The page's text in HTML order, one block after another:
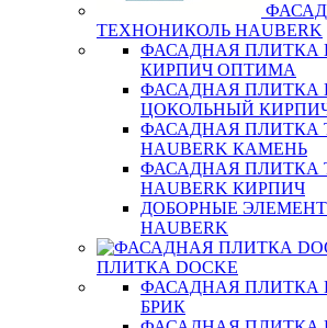
ТЕХНОНИКОЛЬ HAUBERK
ФАСАДНАЯ ПЛИТКА
КИРПИЧ ОПТИМА
ФАСАДНАЯ ПЛИТКА
ЦОКОЛЬНЫЙ
ФАСАДНАЯ ПЛИТКА
HAUBERK КАМЕНЬ
ФАСАДНАЯ ПЛИТКА
HAUBERK КИРПИЧ
ДОБОРНЫЕ
HAUBERK
ПЛИТКА DOCKE
ФАСАДНАЯ ПЛИТКА
БРИК